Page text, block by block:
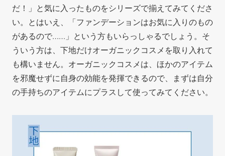
だ！」と気に入ったものをシリーズで揃えてみてくださ
い。とはいえ、「ファンデーションはお気に入りのもの
があるので……」という方もいらっしゃるでしょう。そ
ういう方は、下地だけオーガニックコスメを取り入れて
も構いません。オーガニックコスメは、ほかのアイテム
を邪魔せずに自身の効能を発揮できるので、まずは自分
の手持ちのアイテムにプラスして使ってみてください。